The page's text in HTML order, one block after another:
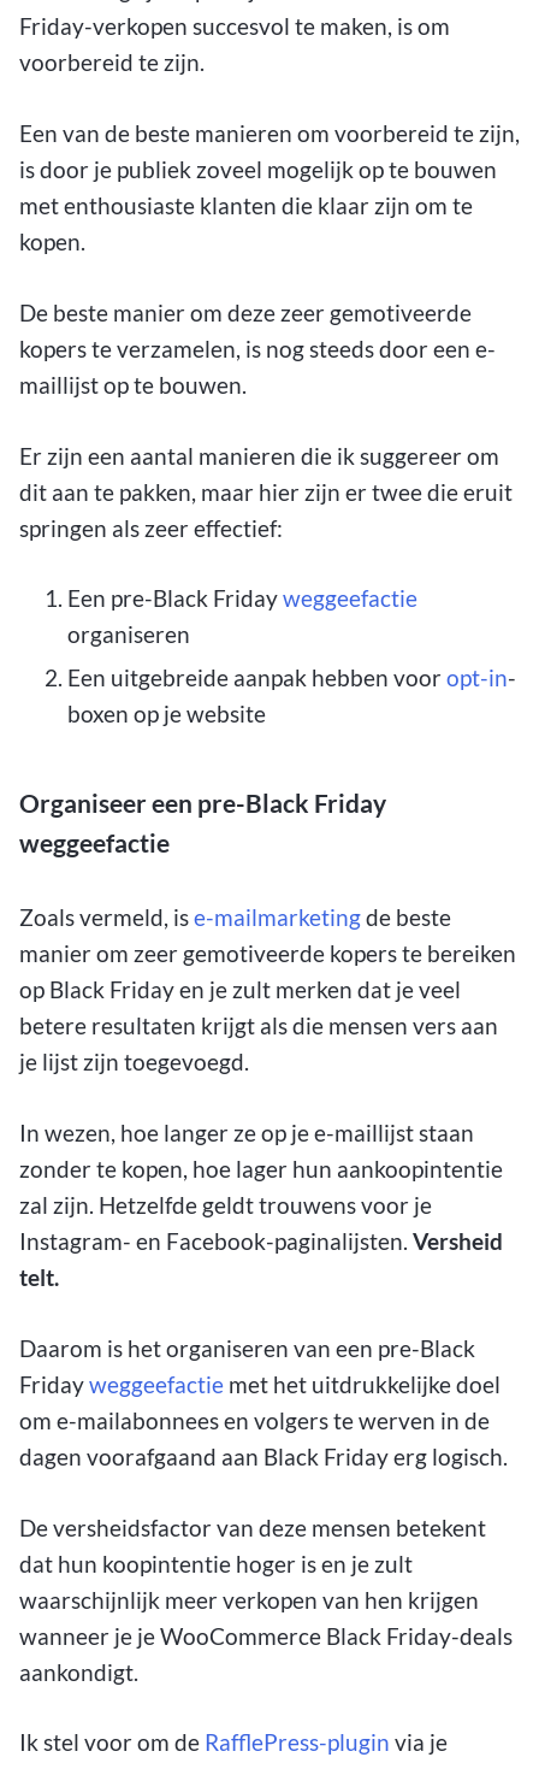
Friday-verkopen succesvol te maken, is om
voorbereid te zijn.
Een van de beste manieren om voorbereid te zijn,
is door je publiek zoveel mogelijk op te bouwen
met enthousiaste klanten die klaar zijn om te
kopen.
De beste manier om deze zeer gemotiveerde
kopers te verzamelen, is nog steeds door een e-
maillijst op te bouwen.
Er zijn een aantal manieren die ik suggereer om
dit aan te pakken, maar hier zijn er twee die eruit
springen als zeer effectief:
Een pre-Black Fridayweggeefactie
organiseren
Een uitgebreide aanpak hebben vooropt-in-
boxen op je website
Organiseer een pre-Black Friday
weggeefactie
Zoals vermeld, ise-mailmarketingde beste
manier om zeer gemotiveerde kopers te bereiken
op Black Friday en je zult merken dat je veel
betere resultaten krijgt als die mensen vers aan
je lijst zijn toegevoegd.
In wezen, hoe langer ze op je e-maillijst staan
zonder te kopen, hoe lager hun aankoopintentie
zal zijn. Hetzelfde geldt trouwens voor je
Instagram- en Facebook-paginalijsten. Versheid
telt.
Daarom is het organiseren van een pre-Black
Fridayweggeefactie met het uitdrukkelijke doel
om e-mailabonnees en volgers te werven in de
dagen voorafgaand aan Black Friday erg logisch.
De versheidsfactor van deze mensen betekent
dat hun koopintentie hoger is en je zult
waarschijnlijk meer verkopen van hen krijgen
wanneer je je WooCommerce Black Friday-deals
aankondigt.
Ik stel voor om de RafflePress-plugin via je